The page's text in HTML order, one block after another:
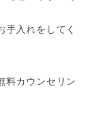
手入れをしてく
料カウンセリン